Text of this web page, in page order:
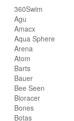
360Swim
Agu
Amacx
Aqua Sphere
Arena
Atom
Barts
Bauer
Bee Seen
Bioracer
Bones
Botas